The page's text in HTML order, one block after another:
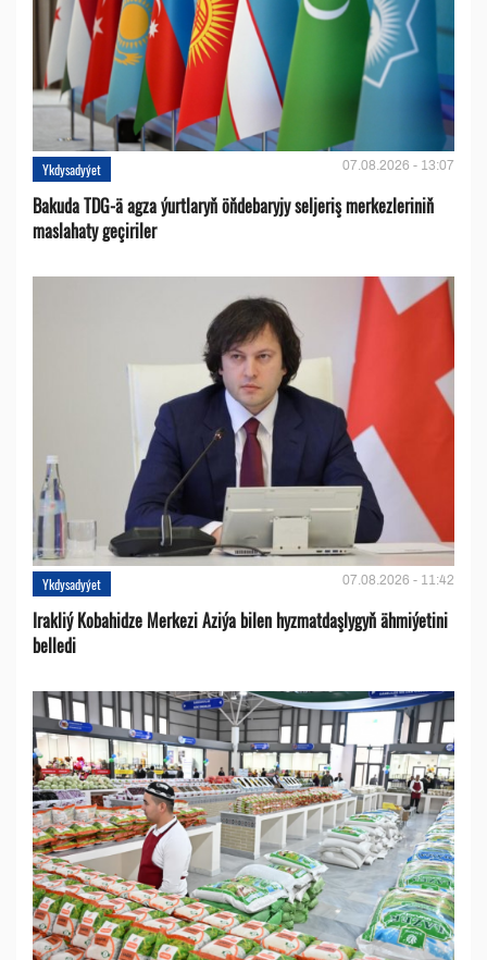
Ykdysadyýet 07.08.2026 - 13:07
Bakuda TDG-ä agza ýurtlaryň öňdebaryjy seljeriş merkezleriniň
maslahaty geçiriler
Ykdysadyýet 07.08.2026 - 11:42
Irakliý Kobahidze Merkezi Aziýa bilen hyzmatdaşlygyň ähmiýetini
belledi